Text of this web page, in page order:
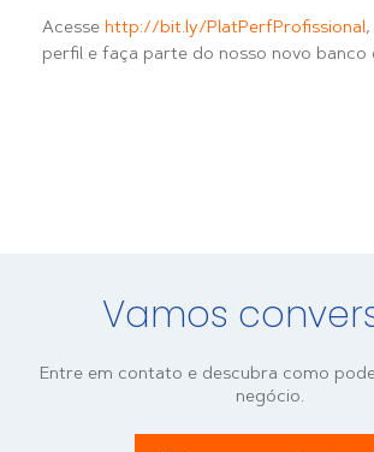
Acesse http://bit.ly/PlatPerfProfissional
perfil e faça parte do nosso novo banco
Vamos
Entre em contato e descubra como
negócio.